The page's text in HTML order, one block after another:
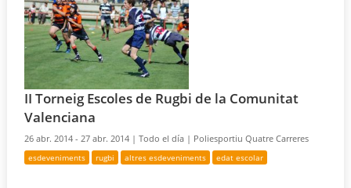
II Torneig Escoles de Rugbi de la Comunitat
Valenciana
26 abr. 2014 - 27 abr. 2014 |Todo el día | Poliesportiu Quatre Carreres
esdeveniments rugbi altres esdeveniments edat escolar